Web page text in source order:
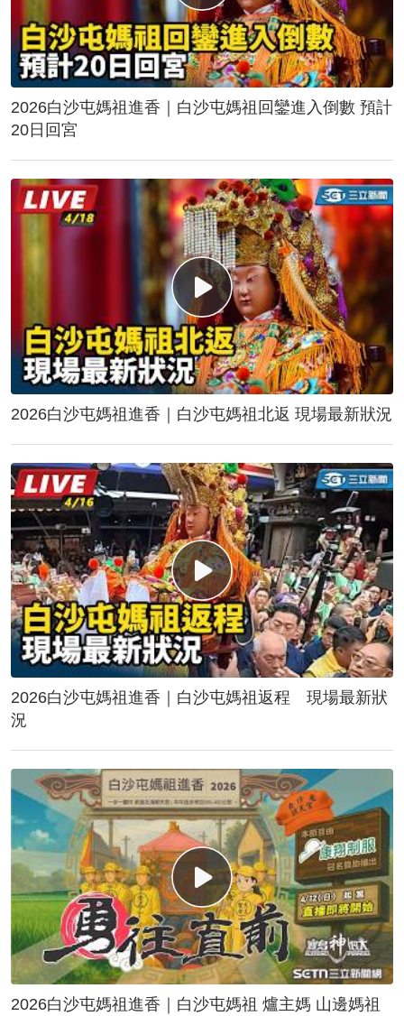
2026白沙屯媽祖進香｜白沙屯媽祖回鑾進入倒數 預計
20日回宮
2026白沙屯媽祖進香｜白沙屯媽祖北返 現場最新狀況
2026白沙屯媽祖進香｜白沙屯媽祖返程 現場最新狀
況
2026白沙屯媽祖進香｜白沙屯媽祖 爐主媽 山邊媽祖